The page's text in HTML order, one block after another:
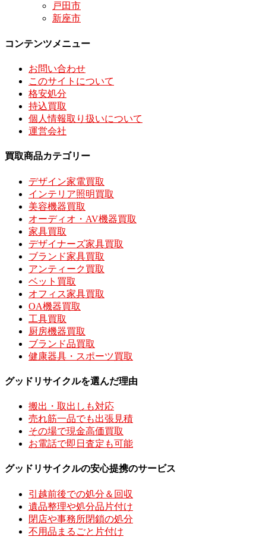
戸田市
新座市
コンテンツメニュー
お問い合わせ
このサイトについて
格安処分
持込買取
個人情報取り扱いについて
運営会社
買取商品カテゴリー
デザイン家電買取
インテリア照明買取
美容機器買取
オーディオ・AV機器買取
家具買取
デザイナーズ家具買取
ブランド家具買取
アンティーク買取
ベット買取
オフィス家具買取
OA機器買取
工具買取
厨房機器買取
ブランド品買取
健康器具・スポーツ買取
グッドリサイクルを選んだ理由
搬出・取出しも対応
売れ筋一品でも出張見積
その場で現金高価買取
お電話で即日査定も可能
グッドリサイクルの安心提携のサービス
引越前後での処分＆回収
遺品整理や処分品片付け
閉店や事務所閉鎖の処分
不用品まるごと片付け